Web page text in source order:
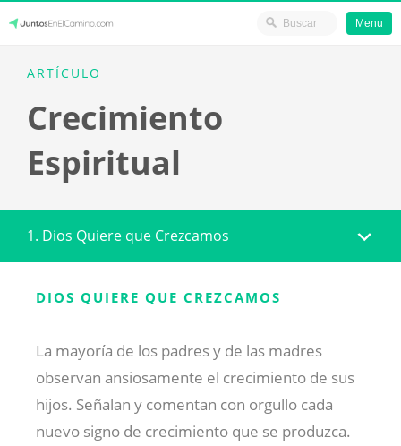
content
JuntosEnElCamino.com
Menu
ARTÍCULO
Crecimiento
Espiritual
1. Dios Quiere que Crezcamos
DIOS QUIERE QUE CREZCAMOS
La mayoría de los padres y de las madres
observan ansiosamente el crecimiento de sus
hijos. Señalan y comentan con orgullo cada
nuevo signo de crecimiento que se produzca.